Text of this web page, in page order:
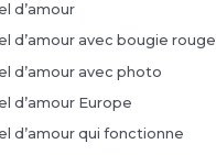
d’amour
d’amour avec bougie rouge
d’amour avec photo
d’amour Europe
d’amour qui fonctionne